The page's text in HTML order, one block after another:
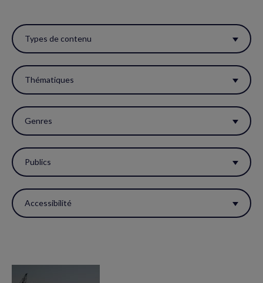
ces
filtres
pour
réactualiser
la
page.
Types de contenu
Thématiques
Genres
Publics
Accessibilité